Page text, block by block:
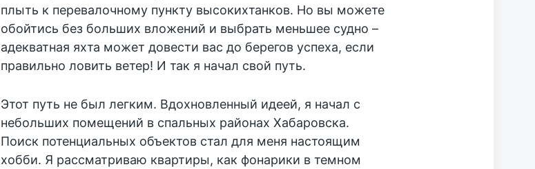
плыть к перевалочному пункту высокихтанков. Но вы можете
обойтись без больших вложений и выбрать меньшее судно –
адекватная яхта может довести вас до берегов успеха, если
правильно ловить ветер! И так я начал свой путь.
Этот путь не был легким. Вдохновленный идеей, я начал с
небольших помещений в спальных районах Хабаровска.
Поиск потенциальных объектов стал для меня настоящим
хобби. Я рассматриваю квартиры, как фонарики в темном